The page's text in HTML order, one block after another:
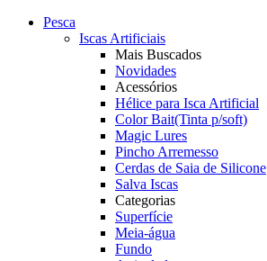
Pesca
Iscas Artificiais
Mais Buscados
Novidades
Acessórios
Hélice para Isca Artificial
Color Bait(Tinta p/soft)
Magic Lures
Pincho Arremesso
Cerdas de Saia de Silicone
Salva Iscas
Categorias
Superfície
Meia-água
Fundo